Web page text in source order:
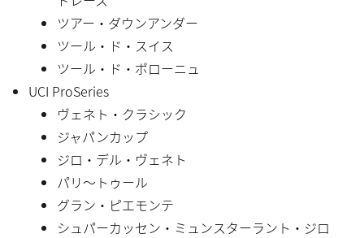
ツアー・ダウンアンダー
ツール・ド・スイス
ツール・ド・ポローニュ
UCI ProSeries
ヴェネト・クラシック
ジャパンカップ
ジロ・デル・ヴェネト
パリ〜トゥール
グラン・ピエモンテ
シュパーカッセン・ミュンスターラント・ジロ